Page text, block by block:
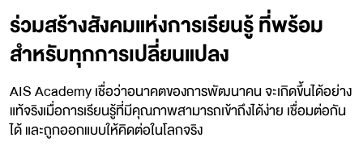
ร่วมสร้างสังคมแห่งการเรียนรู้ ที่พร้อม
สำหรับทุกการเปลี่ยนแปลง
AIS Academy เชื่อว่าอนาคตของการพัฒนาคน จะเกิดขึ้นได้อย่าง
แท้จริงเมื่อการเรียนรู้ที่มีคุณภาพสามารถเข้าถึงได้ง่าย เชื่อมต่อกัน
ได้ และถูกออกแบบให้คิดต่อในโลกจริง